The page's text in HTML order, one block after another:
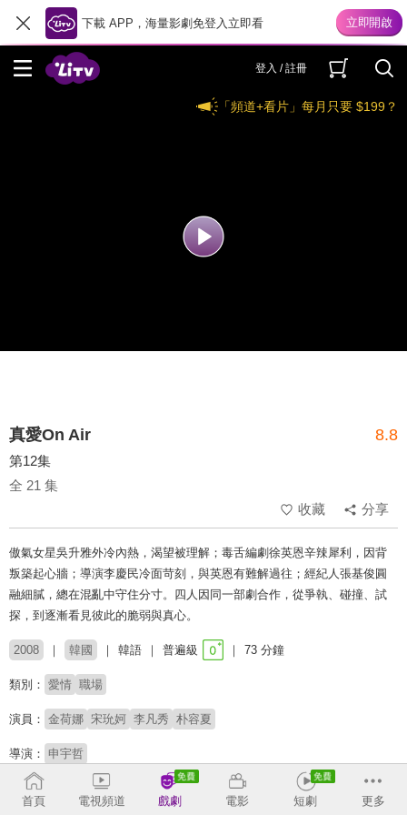
下載 APP，海量影劇免登入立即看
登入 / 註冊
「頻道+看片」每月只要 $199？
真愛On Air 8.8
第12集
全 21 集
收藏
分享
傲氣女星吳升雅外冷內熱，渴望被理解；毒舌編劇徐英恩辛辣犀利，因背
叛築起心牆；導演李慶民冷面苛刻，與英恩有難解過往；經紀人張基俊圓
融細膩，總在混亂中守住分寸。四人因同一部劇合作，從爭執、碰撞、試
探，到逐漸看見彼此的脆弱與真心。
2008 韓國 韓語 普遍級 73 分鐘
類別： 愛情 職場
演員： 金荷娜 宋玧妸 李凡秀 朴容夏
導演： 申宇哲
首頁 電視頻道 戲劇 電影 短劇 更多